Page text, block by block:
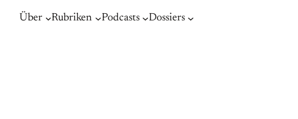
Über Rubriken Podcasts Dossiers